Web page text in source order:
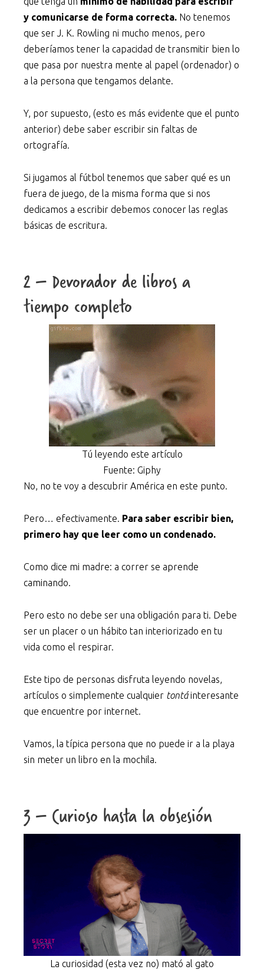
y comunicarse de forma correcta. No tenemos
que ser J. K. Rowling ni mucho menos, pero
deberíamos tener la capacidad de transmitir bien lo
que pasa por nuestra mente al papel (ordenador) o
a la persona que tengamos delante.
Y, por supuesto, (esto es más evidente que el punto
anterior) debe saber escribir sin faltas de
ortografía.
Si jugamos al fútbol tenemos que saber qué es un
fuera de juego, de la misma forma que si nos
dedicamos a escribir debemos conocer las reglas
básicas de escritura.
2 – Devorador de libros a
tiempo completo
Tú leyendo este artículo
Fuente: Giphy
No, no te voy a descubrir América en este punto.
Pero… efectivamente. Para saber escribir bien,
primero hay que leer como un condenado.
Como dice mi madre: a correr se aprende
caminando.
Pero esto no debe ser una obligación para ti. Debe
ser un placer o un hábito tan interiorizado en tu
vida como el respirar.
Este tipo de personas disfruta leyendo novelas,
artículos o simplemente cualquier tontáinteresante
que encuentre por internet.
Vamos, la típica persona que no puede ir a la playa
sin meter un libro en la mochila.
3 – Curioso hasta la obsesión
La curiosidad (esta vez no) mató al gato